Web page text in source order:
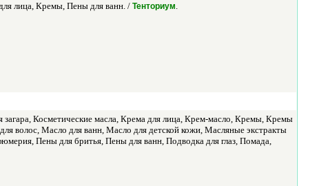
лица, Кремы, Пены для ванн. / Тенториум.
Косметические масла, Крема для лица, Крем-масло, Кремы, Кремы
волос, Масло для ванн, Масло для детской кожи, Масляные экстракты
Пены для бритья, Пены для ванн, Подводка для глаз, Помада,